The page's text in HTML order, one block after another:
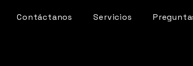
Contáctanos Servicios